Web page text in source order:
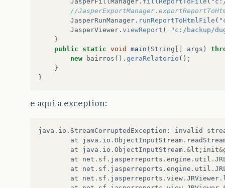
//
JasperRunManager . runReportToHtmlFile (
JasperViewer . viewReport (
"c:/backup/
}
public
static void main ( String args )
new
bairros (). geraRelatorio ();
}
}
e aqui a exception:
java . io . StreamCorruptedException : invalid
at
java . io . ObjectInputStream .
at
java . io . ObjectInputStream .& lt ; init&
at
net . sf . jasperreports . engine . util .
at
net . sf . jasperreports . engine . util .
at
net . sf . jasperreports . view . JRViewer .